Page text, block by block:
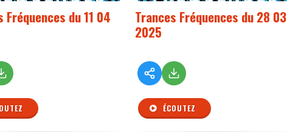
Fréquences du 11 04
Trances Fréquences du 28 03
2025
ÉCOUTEZ